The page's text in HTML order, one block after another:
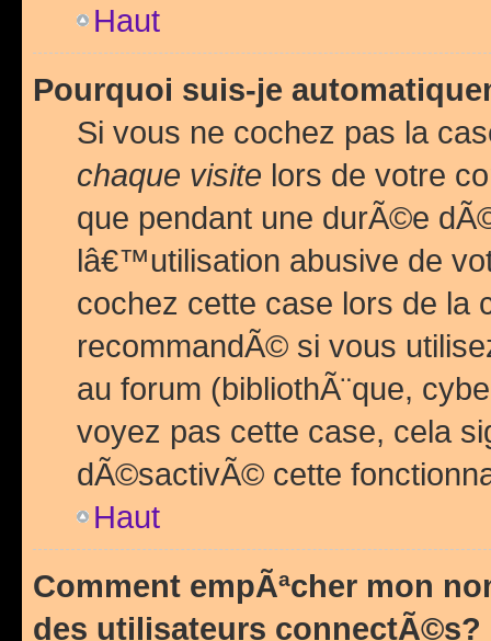
Haut
Pourquoi suis-je
Si vous ne cochez pas la
chaque visite lors de votre
que pendant une durÃ©e
lâ€™utilisation abusive de
cochez cette case lors de
recommandÃ© si vous
au forum (bibliothÃ¨que,
voyez pas cette case, cela
dÃ©sactivÃ© cette
Haut
Comment empÃªcher mon
des utilisateurs connectÃ©s?